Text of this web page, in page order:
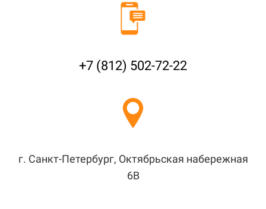
+7 (812) 502-72-22
г. Санкт-Петербург, Октябрьская набережная
6В